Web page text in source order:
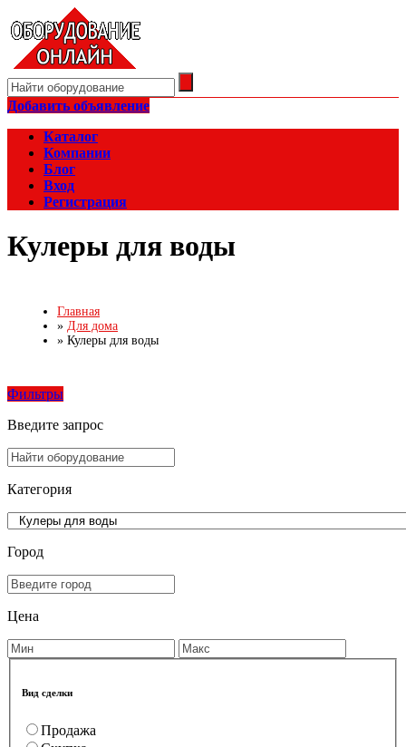
Добавить объявление
Каталог
Компании
Блог
Вход
Регистрация
Кулеры для воды
Главная
» Для дома
» Кулеры для воды
Фильтры
Введите запрос
Категория
Город
Цена
Вид сделки
Продажа